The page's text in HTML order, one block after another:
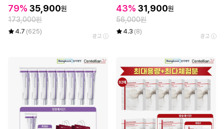
ml 1개
79% 35,900원
173,000원
4.7 (625)
광고
세이프 톤업선크림 (40ml+20ml)
기획구성 2세트
43% 31,900원
56,000원
4.3 (8)
광고